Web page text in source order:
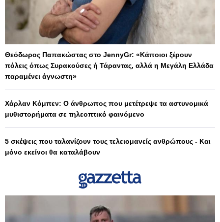
Θεόδωρος Παπακώστας στο JennyGr: «Κάποιοι ξέρουν
πόλεις όπως Συρακούσες ή Τάραντας, αλλά η Μεγάλη Ελλάδα
παραμένει άγνωστη»
Χάρλαν Κόμπεν: Ο άνθρωπος που μετέτρεψε τα αστυνομικά
μυθιστορήματα σε τηλεοπτικό φαινόμενο
5 σκέψεις που ταλανίζουν τους τελειομανείς ανθρώπους - Και
μόνο εκείνοι θα καταλάβουν